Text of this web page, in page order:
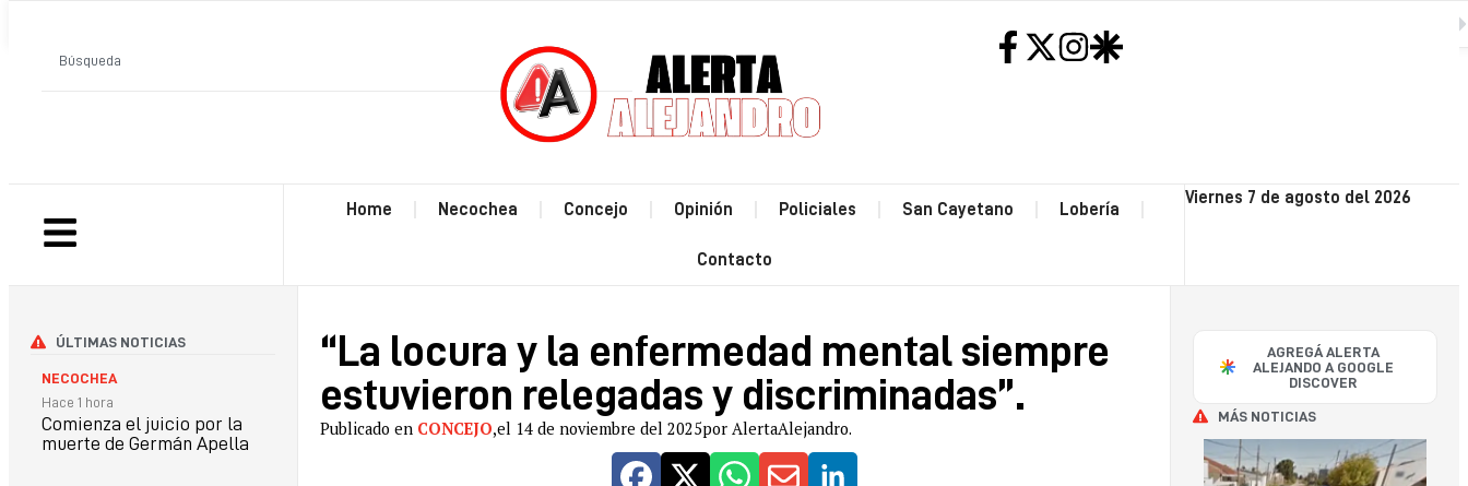
Home Necochea Concejo Opinión Policiales San Cayetano Lobería
Contacto
Viernes 7 de agosto del 2026
SAN
AGREGÁ ALERTA
ALEJANDO A GOOGLE
DISCOVER
MÁS NOTICIAS
ÚLTIMAS NOTICIAS
NECOCHEA
Hace 1 hora
Comienza el juicio por la
muerte de Germán Apella
“La locura y la enfermedad mental siempre
estuvieron relegadas y discriminadas”.
Publicado en CONCEJO,el 14 de noviembre del 2025por AlertaAlejandro.